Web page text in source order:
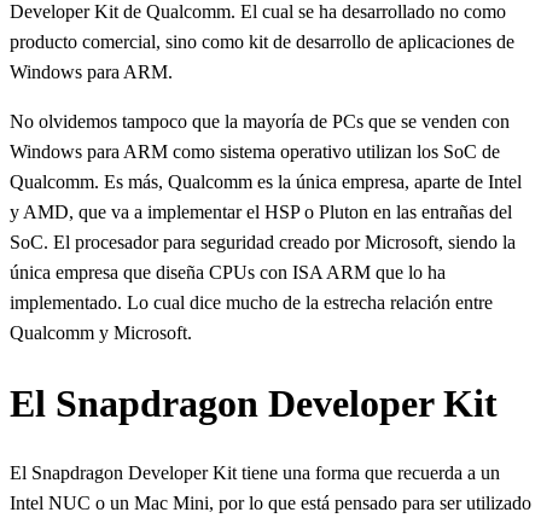
Developer Kit de Qualcomm. El cual se ha desarrollado no como
producto comercial, sino como kit de desarrollo de aplicaciones de
Windows para ARM.
No olvidemos tampoco que la mayoría de PCs que se venden con
Windows para ARM como sistema operativo utilizan los SoC de
Qualcomm. Es más, Qualcomm es la única empresa, aparte de Intel
y AMD, que va a implementar el HSP o Pluton en las entrañas del
SoC. El procesador para seguridad creado por Microsoft, siendo la
única empresa que diseña CPUs con ISA ARM que lo ha
implementado. Lo cual dice mucho de la estrecha relación entre
Qualcomm y Microsoft.
El Snapdragon Developer Kit
El Snapdragon Developer Kit tiene una forma que recuerda a un
Intel NUC o un Mac Mini, por lo que está pensado para ser utilizado